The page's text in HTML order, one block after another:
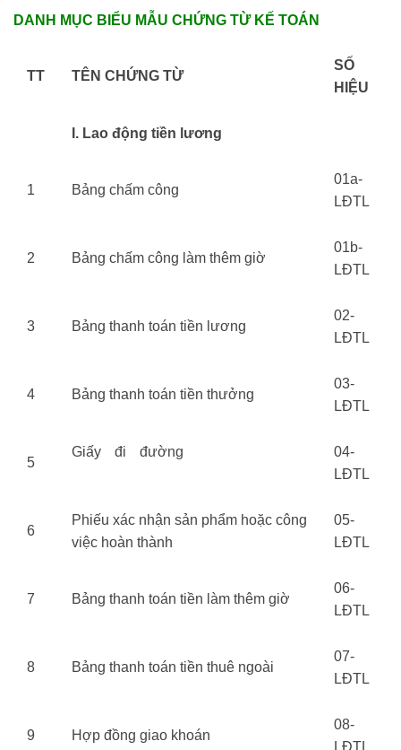
DANH MỤC BIỂU MẪU CHỨNG TỪ KẾ TOÁN
TT TÊN CHỨNG TỪ
SỐ
HIỆU
I. Lao động tiền lương
1 Bảng chấm công
01a-
LĐTL
2 Bảng chấm công làm thêm giờ
01b-
LĐTL
3 Bảng thanh toán tiền lương
02-
LĐTL
4 Bảng thanh toán tiền thưởng
03-
LĐTL
5
Giấy đi đường
04-
LĐTL
6
Phiếu xác nhận sản phẩm hoặc công
việc hoàn thành
05-
LĐTL
7 Bảng thanh toán tiền làm thêm giờ
06-
LĐTL
8 Bảng thanh toán tiền thuê ngoài
07-
LĐTL
9 Hợp đồng giao khoán
08-
LĐTL